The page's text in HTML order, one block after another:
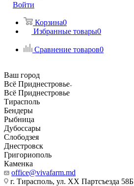
Войти
Корзина0
Избранные товары0
Сравнение товаров0
Ваш город
Всё Приднестровье
Всё Приднестровье
Тирасполь
Бендеры
Рыбница
Дубоссары
Слободзея
Днестровск
Григориополь
Каменка
office@vivafarm.md
г. Тирасполь, ул. ХХ Партсъезда 58Б